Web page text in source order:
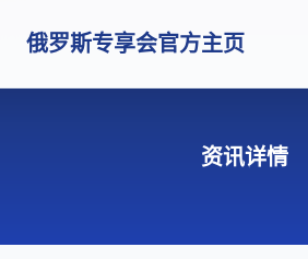
俄罗斯专享会官方主页
资讯详情